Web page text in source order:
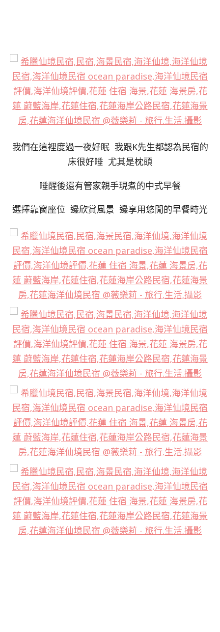
我們在這裡度過一夜好眠 我跟K先生都認為民宿的
床很好睡 尤其是枕頭
睡醒後還有管家親手現煮的中式早餐
選擇靠窗座位 邊欣賞風景 邊享用悠閒的早餐時光